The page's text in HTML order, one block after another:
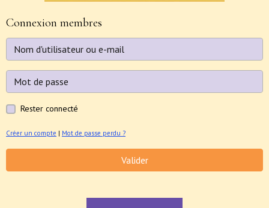
Connexion membres
Rester connecté
Créer un compte | Mot de passe perdu ?
Valider